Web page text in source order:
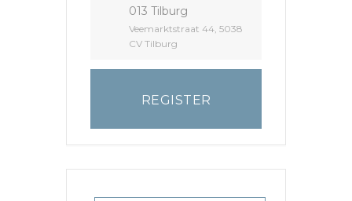
013 Tilburg
Veemarktstraat 44, 5038
CV Tilburg
REGISTER